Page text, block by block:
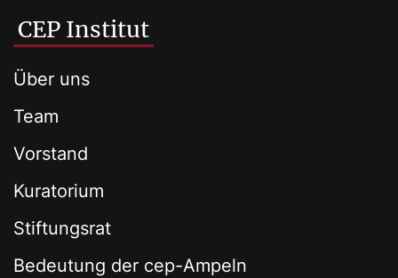
CEP Institut
Über uns
Team
Vorstand
Kuratorium
Stiftungsrat
Bedeutung der cep-Ampeln